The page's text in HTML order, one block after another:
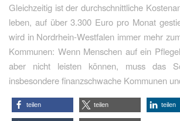
Gleichzeitig ist der durchschnittliche
leben, auf über 3.300 Euro pro Monat
wird in Nordrhein-Westfalen immer mehr
Kommunen: Wenn Menschen auf ein
aber nicht leisten können, muss das
insbesondere finanzschwache Kommunen
teilen teilen teilen